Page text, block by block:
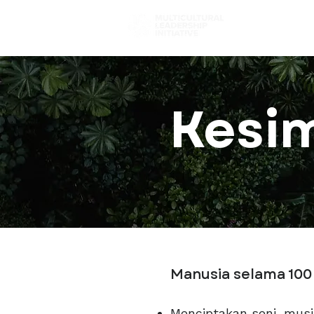
Manusia selama